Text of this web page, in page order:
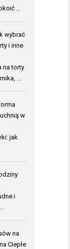
…
wybrać
i inne
na torty
…
w
jak
i
na
Ciepłe